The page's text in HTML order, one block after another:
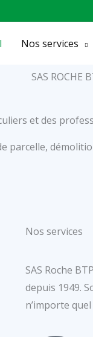
Nos services
SAS ROCHE
et des
Nos services
SAS Roche
depuis 1949.
n’importe